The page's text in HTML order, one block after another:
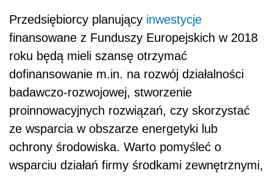
Przedsiębiorcy planujący inwestycje
finansowane z Funduszy Europejskich w 2018
roku będą mieli szansę otrzymać
dofinansowanie m.in. na rozwój działalności
badawczo-rozwojowej, stworzenie
proinnowacyjnych rozwiązań, czy skorzystać
ze wsparcia w obszarze energetyki lub
ochrony środowiska. Warto pomyśleć o
wsparciu działań firmy środkami zewnętrznymi,